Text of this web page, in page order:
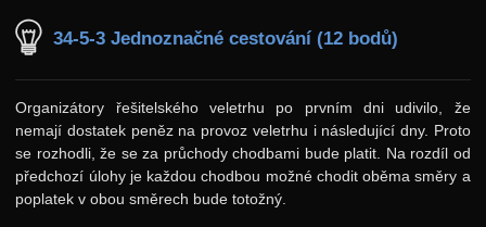
34-5-3 Jednoznačné cestování (12 bodů)
Organizátory řešitelského veletrhu po prvním dni udivilo, že
nemají dostatek peněz na provoz veletrhu i následující dny. Proto
se rozhodli, že se za průchody chodbami bude platit. Na rozdíl od
předchozí úlohy je každou chodbou možné chodit oběma směry a
poplatek v obou směrech bude totožný.